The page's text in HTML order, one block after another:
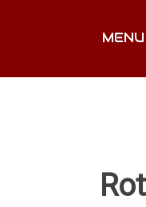
MENU